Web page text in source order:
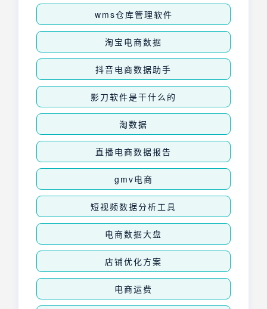
wms仓库管理软件
淘宝电商数据
抖音电商数据助手
影刀软件是干什么的
淘数据
直播电商数据报告
gmv电商
短视频数据分析工具
电商数据大盘
店铺优化方案
电商运费